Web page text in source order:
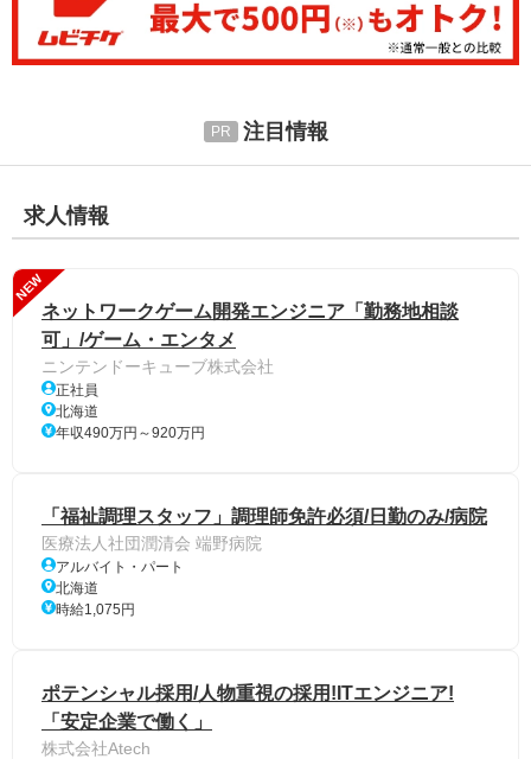
注目情報
求人情報
NEW
ネットワークゲーム開発エンジニア「勤務地相談
可」/ゲーム・エンタメ
ニンテンドーキューブ株式会社
正社員
北海道
年収490万円～920万円
「福祉調理スタッフ」調理師免許必須/日勤のみ/病院
医療法人社団潤清会 端野病院
アルバイト・パート
北海道
時給1,075円
ポテンシャル採用/人物重視の採用!ITエンジニア!
「安定企業で働く」
株式会社Atech